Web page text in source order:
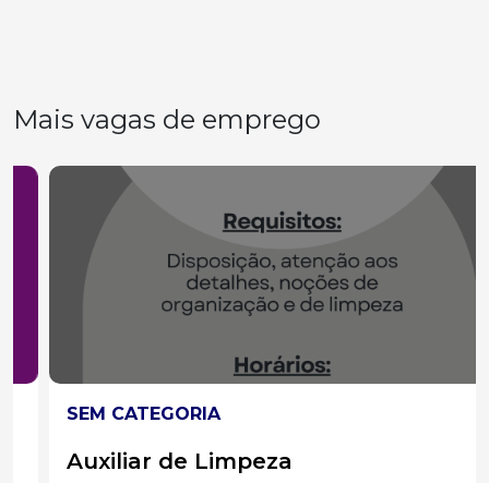
Mais vagas de emprego
SEM CATEGORIA
Auxiliar de Limpeza